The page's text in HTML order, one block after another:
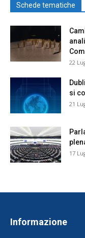
Schede tematiche
22
si
21
17
Informazione